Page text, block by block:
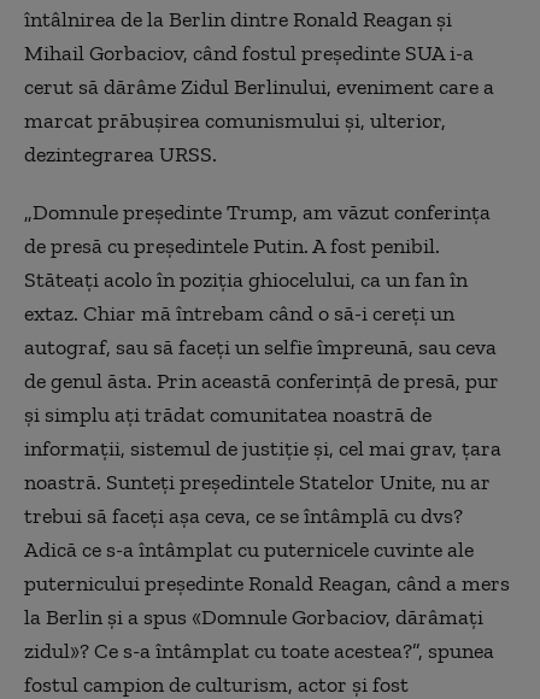
întâlnirea de la Berlin dintre Ronald Reagan și
Mihail Gorbaciov, când fostul președinte SUA i-a
cerut să dărâme Zidul Berlinului, eveniment care a
marcat prăbușirea comunismului și, ulterior,
dezintegrarea URSS.
„Domnule președinte Trump, am văzut conferința
de presă cu președintele Putin. A fost penibil.
Stăteați acolo în poziția ghiocelului, ca un fan în
extaz. Chiar mă întrebam când o să-i cereți un
autograf, sau să faceți un selfie împreună, sau ceva
de genul ăsta. Prin această conferință de presă, pur
și simplu ați trădat comunitatea noastră de
informații, sistemul de justiție și, cel mai grav, țara
noastră. Sunteți președintele Statelor Unite, nu ar
trebui să faceți așa ceva, ce se întâmplă cu dvs?
Adică ce s-a întâmplat cu puternicele cuvinte ale
puternicului președinte Ronald Reagan, când a mers
la Berlin și a spus «Domnule Gorbaciov, dărâmați
zidul»? Ce s-a întâmplat cu toate acestea?”, spunea
fostul campion de culturism, actor și fost